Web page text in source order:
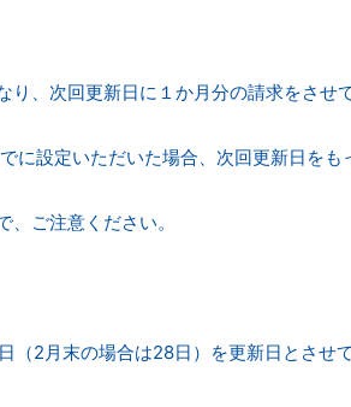
、次回更新日に１か月分の請求をさせ
に設定いただいた場合、次回更新日をも
ご注意ください。
（2月末の場合は28日）を更新日とさせ